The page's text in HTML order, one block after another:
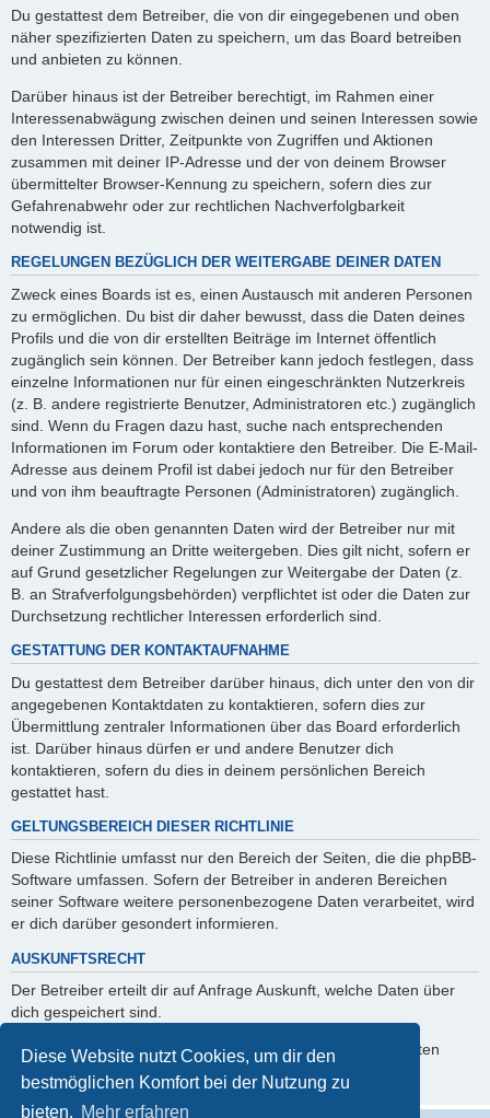
Diese Website nutzt Cookies, um dir den
bestmöglichen Komfort bei der Nutzung zu
bieten. Mehr erfahren
Du gestattest dem Betreiber, die von dir eingegebenen und oben
näher spezifizierten Daten zu speichern, um das Board betreiben
und anbieten zu können.
Darüber hinaus ist der Betreiber berechtigt, im Rahmen einer
Interessenabwägung zwischen deinen und seinen Interessen sowie
den Interessen Dritter, Zeitpunkte von Zugriffen und Aktionen
zusammen mit deiner IP-Adresse und der von deinem Browser
übermittelter Browser-Kennung zu speichern, sofern dies zur
Gefahrenabwehr oder zur rechtlichen Nachverfolgbarkeit
notwendig ist.
REGELUNGEN BEZÜGLICH DER WEITERGABE DEINER DATEN
Zweck eines Boards ist es, einen Austausch mit anderen Personen
zu ermöglichen. Du bist dir daher bewusst, dass die Daten deines
Profils und die von dir erstellten Beiträge im Internet öffentlich
zugänglich sein können. Der Betreiber kann jedoch festlegen, dass
einzelne Informationen nur für einen eingeschränkten Nutzerkreis
(z. B. andere registrierte Benutzer, Administratoren etc.) zugänglich
sind. Wenn du Fragen dazu hast, suche nach entsprechenden
Informationen im Forum oder kontaktiere den Betreiber. Die E-Mail-
Adresse aus deinem Profil ist dabei jedoch nur für den Betreiber
und von ihm beauftragte Personen (Administratoren) zugänglich.
Andere als die oben genannten Daten wird der Betreiber nur mit
deiner Zustimmung an Dritte weitergeben. Dies gilt nicht, sofern er
auf Grund gesetzlicher Regelungen zur Weitergabe der Daten (z.
B. an Strafverfolgungsbehörden) verpflichtet ist oder die Daten zur
Durchsetzung rechtlicher Interessen erforderlich sind.
GESTATTUNG DER KONTAKTAUFNAHME
Du gestattest dem Betreiber darüber hinaus, dich unter den von dir
angegebenen Kontaktdaten zu kontaktieren, sofern dies zur
Übermittlung zentraler Informationen über das Board erforderlich
ist. Darüber hinaus dürfen er und andere Benutzer dich
kontaktieren, sofern du dies in deinem persönlichen Bereich
gestattet hast.
GELTUNGSBEREICH DIESER RICHTLINIE
Diese Richtlinie umfasst nur den Bereich der Seiten, die die phpBB-
Software umfassen. Sofern der Betreiber in anderen Bereichen
seiner Software weitere personenbezogene Daten verarbeitet, wird
er dich darüber gesondert informieren.
AUSKUNFTSRECHT
Der Betreiber erteilt dir auf Anfrage Auskunft, welche Daten über
dich gespeichert sind.
Du kannst jederzeit die Löschung bzw. Sperrung deiner Daten
verlangen. Kontaktiere hierzu bitte den Betreiber.